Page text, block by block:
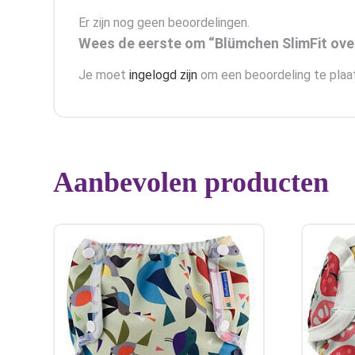
Er zijn nog geen beoordelingen.
Wees de eerste om “Blümchen SlimFit
Je moet ingelogd zijn om een beoordeling te
Aanbevolen producten